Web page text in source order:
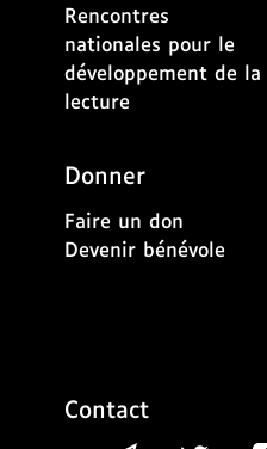
Rencontres
nationales pour le
développement de la
lecture
Donner
Faire un don
Devenir bénévole
Contact